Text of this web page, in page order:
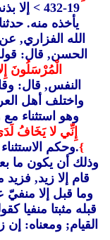
19-432
يأخذه منه.
الله الفزاري,
الحسن, قال:
الْمُرْسَلُونَ
النفس, قال:
واختلف أهل
وهو استثناء
إِنِّي لا يَخَافُ
}.وحكم
وذلك أن يكون ما
قام إلا زيد, فزيد
وما قبل إلا منفيّ
قبله مثبتا منفيا
القيام; ومعناه: